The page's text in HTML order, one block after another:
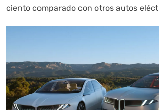
ciento comparado con otros autos